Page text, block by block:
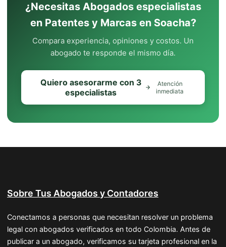
¿Necesitas Abogados especialistas
en Patentes y Marcas en Soacha?
Compara experiencia, opiniones y costos. Un
abogado te responde el mismo día.
Quiero asesorarme con 3
especialistas
Atención
inmediata
Sobre Tus Abogados y Contadores
Conectamos a personas que necesitan resolver un problema
legal con abogados verificados en todo Colombia. Antes de
publicar a un abogado, verificamos su tarjeta profesional en la